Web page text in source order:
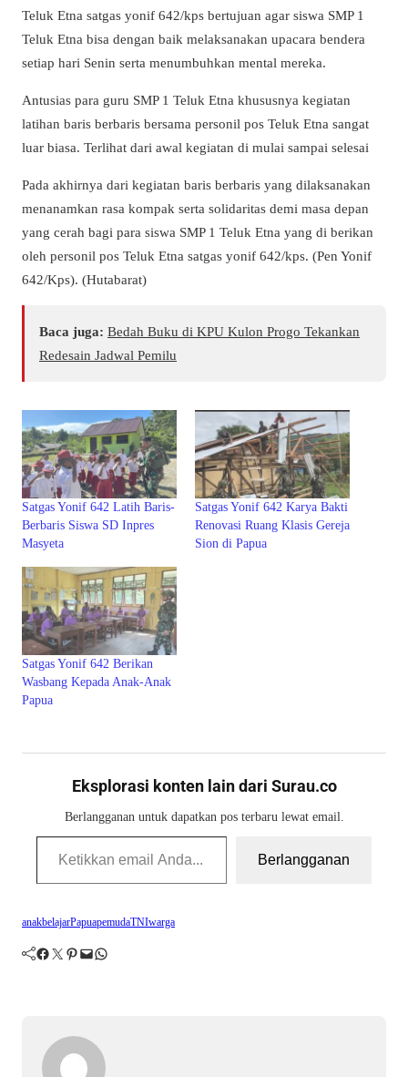
Teluk Etna satgas yonif 642/kps bertujuan agar siswa SMP 1
Teluk Etna bisa dengan baik melaksanakan upacara bendera
setiap hari Senin serta menumbuhkan mental mereka.
Antusias para guru SMP 1 Teluk Etna khususnya kegiatan
latihan baris berbaris bersama personil pos Teluk Etna sangat
luar biasa. Terlihat dari awal kegiatan di mulai sampai selesai
Pada akhirnya dari kegiatan baris berbaris yang dilaksanakan
menanamkan rasa kompak serta solidaritas demi masa depan
yang cerah bagi para siswa SMP 1 Teluk Etna yang di berikan
oleh personil pos Teluk Etna satgas yonif 642/kps. (Pen Yonif
642/Kps). (Hutabarat)
Baca juga: Bedah Buku di KPU Kulon Progo Tekankan
Redesain Jadwal Pemilu
Satgas Yonif 642 Latih Baris-
Berbaris Siswa SD Inpres
Masyeta
Satgas Yonif 642 Karya Bakti
Renovasi Ruang Klasis Gereja
Sion di Papua
Satgas Yonif 642 Berikan
Wasbang Kepada Anak-Anak
Papua
Eksplorasi konten lain dari Surau.co
Berlangganan untuk dapatkan pos terbaru lewat email.
Ketikkan email Anda...
Berlangganan
anakbelajarPapuapemudaTNIwarga
Facebook Twitter Pinterest Mail WhatsApp